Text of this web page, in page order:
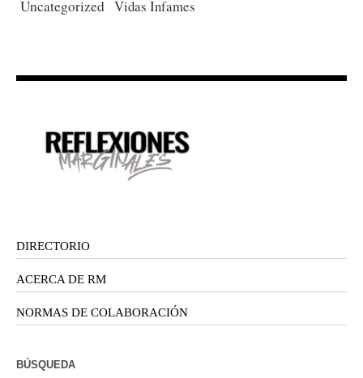
Uncategorized Vidas Infames
DIRECTORIO
ACERCA DE RM
NORMAS DE COLABORACIÓN
BÚSQUEDA